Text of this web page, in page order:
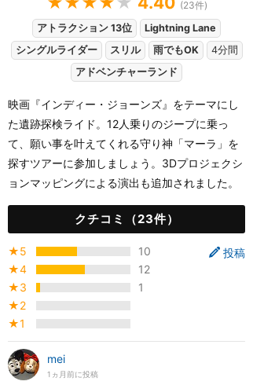
(23件)
アトラクション 13位
Lightning Lane
シングルライダー
スリル 雨でもOK
4分間
アドベンチャーランド
映画『インディー・ジョーンズ』をテーマにし
た遺跡探検ライド。12人乗りのジープに乗っ
て、願い事を叶えてくれる守り神「マーラ」を
探すツアーに参加しましょう。3Dプロジェクシ
ョンマッピングによる演出も追加されました。
クチコミ（23件）
投稿
★5
10
★4
12
★3
1
★2
★1
mei
1ヵ月前に投稿